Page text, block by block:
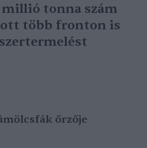
tonna szám
több fronton is
őrzője